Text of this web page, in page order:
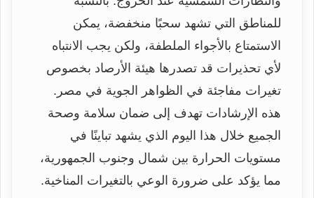
للمناطق التي تشهد سحبًا منخفضة، يمكن
الاستمتاع بالأجواء الملطفة، ولكن يجب الانتباه
لأي تحذيرات قد تصدرها هيئة الأرصاد بخصوص
تغيرات مفاجئة في الظواهر الجوية في مصر.
هذه الإرشادات تهدف إلى ضمان سلامة وصحة
الجميع خلال هذا اليوم الذي يشهد تباينًا في
مستويات الحرارة بين شمال وجنوب الجمهورية،
مما يؤكد على ضرورة الوعي بالتغيرات المناخية.